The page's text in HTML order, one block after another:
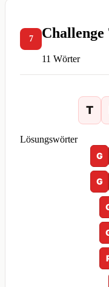
7 Challenge
11 Wörter
T
Lösungswörter
G
G